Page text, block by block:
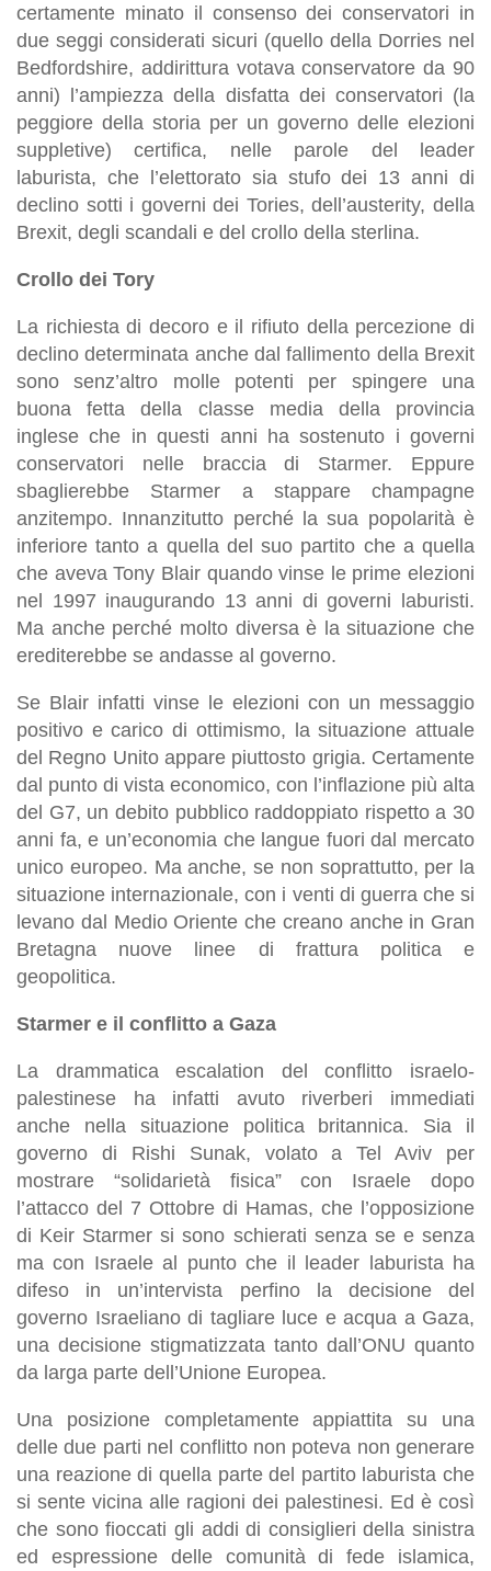
certamente minato il consenso dei conservatori in
due seggi considerati sicuri (quello della Dorries nel
Bedfordshire, addirittura votava conservatore da 90
anni) l’ampiezza della disfatta dei conservatori (la
peggiore della storia per un governo delle elezioni
suppletive) certifica, nelle parole del leader
laburista, che l’elettorato sia stufo dei 13 anni di
declino sotti i governi dei Tories, dell’austerity, della
Brexit, degli scandali e del crollo della sterlina.
Crollo dei Tory
La richiesta di decoro e il rifiuto della percezione di
declino determinata anche dal fallimento della Brexit
sono senz’altro molle potenti per spingere una
buona fetta della classe media della provincia
inglese che in questi anni ha sostenuto i governi
conservatori nelle braccia di Starmer. Eppure
sbaglierebbe Starmer a stappare champagne
anzitempo. Innanzitutto perché la sua popolarità è
inferiore tanto a quella del suo partito che a quella
che aveva Tony Blair quando vinse le prime elezioni
nel 1997 inaugurando 13 anni di governi laburisti.
Ma anche perché molto diversa è la situazione che
erediterebbe se andasse al governo.
Se Blair infatti vinse le elezioni con un messaggio
positivo e carico di ottimismo, la situazione attuale
del Regno Unito appare piuttosto grigia. Certamente
dal punto di vista economico, con l’inflazione più alta
del G7, un debito pubblico raddoppiato rispetto a 30
anni fa, e un’economia che langue fuori dal mercato
unico europeo. Ma anche, se non soprattutto, per la
situazione internazionale, con i venti di guerra che si
levano dal Medio Oriente che creano anche in Gran
Bretagna nuove linee di frattura politica e
geopolitica.
Starmer e il conflitto a Gaza
La drammatica escalation del conflitto israelo-
palestinese ha infatti avuto riverberi immediati
anche nella situazione politica britannica. Sia il
governo di Rishi Sunak, volato a Tel Aviv per
mostrare “solidarietà fisica” con Israele dopo
l’attacco del 7 Ottobre di Hamas, che l’opposizione
di Keir Starmer si sono schierati senza se e senza
ma con Israele al punto che il leader laburista ha
difeso in un’intervista perfino la decisione del
governo Israeliano di tagliare luce e acqua a Gaza,
una decisione stigmatizzata tanto dall’ONU quanto
da larga parte dell’Unione Europea.
Una posizione completamente appiattita su una
delle due parti nel conflitto non poteva non generare
una reazione di quella parte del partito laburista che
si sente vicina alle ragioni dei palestinesi. Ed è così
che sono fioccati gli addi di consiglieri della sinistra
ed espressione delle comunità di fede islamica,